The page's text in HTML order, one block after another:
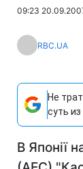
09:23
RBC.UA
Не
суть из
В Японії